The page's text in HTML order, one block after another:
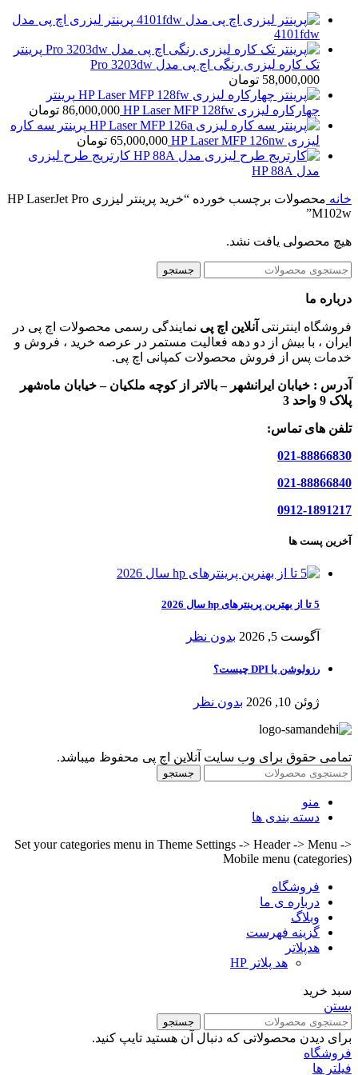
پرینتر لیزری اچ پی مدل
4101fdw
پرینتر
تک کاره لیزری رنگی اچ پی مدل Pro 3203dw
58,000,000 تومان
پرینتر
چهارکاره لیزری HP Laser MFP 128fw
86,000,000 تومان
پرینتر سه کاره
لیزری HP Laser MFP 126nw
65,000,000 تومان
کارتریج طرح لیزری
مدل HP 88A
خانه
محصولات برچسب خورده “خرید پرینتر لیزری HP LaserJet Pro
M102w”
هیچ محصولی یافت نشد.
جستجو
درباره ما
فروشگاه اینترنتی آنلاین اچ پی نمایندگی رسمی محصولات اچ پی در
ایران ، با بیش از دو دهه فعالیت مستمر در عرصه خرید ، فروش و
خدمات پس از فروش محصولات کمپانی اچ پی.
آدرس : خیابان ایرانشهر – بالاتر از کوچه ملکیان – خیابان ماه‌شهر
پلاک 9 واحد 3
تلفن های تماس:
021-88866830
021-88866840
0912-1891217
آخرین پست ها
5 تا از بهترین پرینترهای hp سال 2026
آگوست 5, 2026 بدون نظر
رزولوشن یا DPI چیست؟
ژوئن 10, 2026 بدون نظر
تمامی حقوق برای وب سایت آنلاین اچ پی محفوظ میباشد.
جستجو
منو
دسته بندی ها
Set your categories menu in Theme Settings -> Header -> Menu ->
Mobile menu (categories)
فروشگاه
درباره ی ما
وبلاگ
گزینه فهرست
هدپلاتر
هد پلاتر HP
سبد خرید
بستن
جستجو
برای دیدن محصولاتی که دنبال آن هستید تایپ کنید.
فروشگاه
فیلتر ها